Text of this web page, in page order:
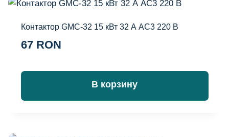
Контактор GMC-32 15 кВт 32 А AC3 220 В
67 RON
В корзину